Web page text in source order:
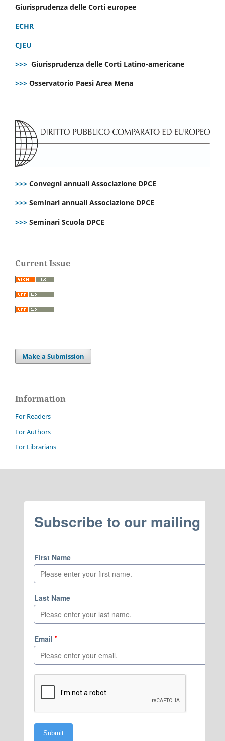
Giurisprudenza delle Corti europee
ECHR
CJEU
>>> Giurisprudenza delle Corti Latino-americane
>>> Osservatorio Paesi Area Mena
>>> Convegni annuali Associazione DPCE
>>> Seminari annuali Associazione DPCE
>>> Seminari Scuola DPCE
Current Issue
Make a Submission
Information
For Readers
For Authors
For Librarians